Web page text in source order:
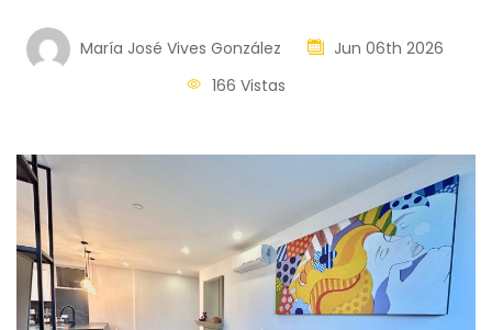
María José Vives González
Jun 06th 2026
166 Vistas